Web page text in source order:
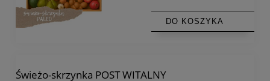
DO KOSZYKA
Świeżo-skrzynka POST WITALNY